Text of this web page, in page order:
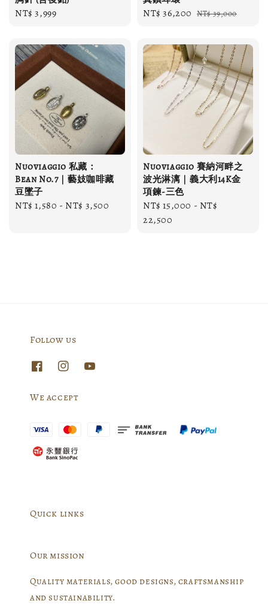
Regular
NT$ 3,999
Sale
NT$ 36,200 Regular
NT$ 39,000
Nuoviaggio 私藏：
Bean No.7｜藝妓咖啡藏
豆墜子
Regular
NT$ 1,580 - NT$ 3,500
Nuoviaggio 賽納河畔之
波光淋漓｜義大利14K金
項鍊-三色
Regular
price
NT$ 15,000 - NT$
22,500
Follow us
We accept
Quick links
Our mission
Quality materials, good designs, craftsmanship
and sustainability.